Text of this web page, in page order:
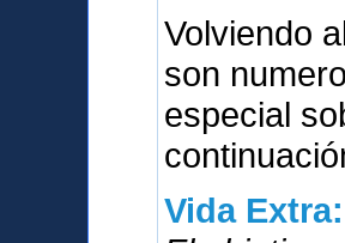
Volviendo
son
especial
Vida